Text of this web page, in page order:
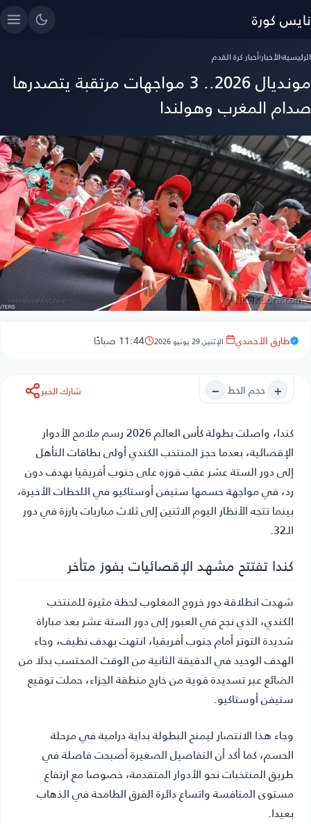
نايس كورة
الرئيسية›الأخبار›أخبار كرة القدم
مونديال 2026.. 3 مواجهات مرتقبة يتصدرها
صدام المغرب وهولندا
طارق الأحمدي الإثنين 29 يونيو 2026 11:44 صباحًا
+ حجم الخط − شارك الخبر
كندا
، واصلت بطولة كأس العالم 2026 رسم ملامح الأدوار
الإقصائية، بعدما حجز المنتخب الكندي أولى بطاقات التأهل
إلى دور الستة عشر عقب فوزه على جنوب أفريقيا بهدف دون
رد، في مواجهة حسمها ستيفن أوستاكيو في اللحظات الأخيرة،
بينما تتجه الأنظار اليوم الاثنين إلى ثلاث مباريات بارزة في دور
الـ32.
كندا تفتتح مشهد الإقصائيات بفوز متأخر
شهدت انطلاقة دور خروج المغلوب لحظة مثيرة للمنتخب
الكندي، الذي نجح في العبور إلى دور الستة عشر بعد مباراة
شديدة التوتر أمام جنوب أفريقيا، انتهت بهدف نظيف، وجاء
الهدف الوحيد في الدقيقة الثانية من الوقت المحتسب بدلا من
الضائع عبر تسديدة قوية من خارج منطقة الجزاء، حملت توقيع
ستيفن أوستاكيو.
وجاء هذا الانتصار ليمنح البطولة بداية درامية في مرحلة
الحسم، كما أكد أن التفاصيل الصغيرة أصبحت فاصلة في
طريق المنتخبات نحو الأدوار المتقدمة، خصوصا مع ارتفاع
مستوى المنافسة واتساع دائرة الفرق الطامحة في الذهاب
بعيدا.